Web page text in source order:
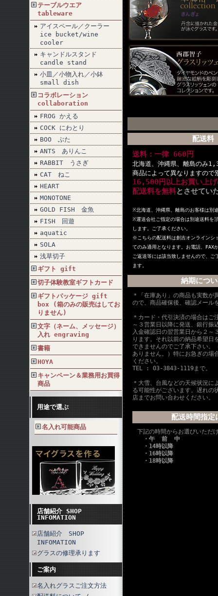
テーブルウエア
tableware
アイスペール／クーラー
ice bucket/wine
cooler
キャンドルスタンド
candle stand
小皿／小物入れ／小鉢
small dish
コラボレーション
collaboration
FROG かえる
COCK にわとり
BOO ぶた
ANTS ありんこ
RABBIT うさぎ
CAT ねこ
HEART
MONOTONE
GOLD FISH 金魚
FISH 回遊
aquatic
SOLA
浅草切子
ギフト gift
切子体験教室ギフトカード
ギフトパッケージ gift
box (箱のみの販売はしてお
りません)
文字（ネーム、メッセージ）
入れ engraving
書籍
HOYA
キャンペーン＆業務用お買得
商品
用途で選ぶ
名入れ可能商品
店舗紹介 SHOP
INFOMATION
店舗紹介 SHOP
INFOMATION
グラスの修理承ります
ご案内
名入れグラスご注文方法
配送料
送料：一律 660円
北海道、沖縄県、離島のみ
商品によって異なりますので
16,500円以上お買い上
配送料を無料とさせてい
※北海道、沖縄県、離島のお客様は別
※運送会社ご指定の場合は別途送料を
します。ご了承ください。
※こちらの配送料は創吉オンラインシ
てのみ適用となります。お電話、FAX
ご返送等には該当致しませんので、ご
ます。
納期につ
＊「在庫あり」の商品も実数が
ので、商品確保後、確認メール
＊カード・代引決済の場合はご
～３営業日以降に発送、銀行振
入金確認日の翌営業日から２～
ります。それ以前の納品希望日
できませんのでご了承下さい。
ありません。）特にお急ぎの場
ください。
TEL : 03-3843-1119まで。
＊大雪、台風などの天候状況に
る可能性がございます。遅れの
店までお問い合わせください。
配送時間指定
下記の時間からお選びいただ
・午 前 中
・14時以降
・16時以降
・18時以降